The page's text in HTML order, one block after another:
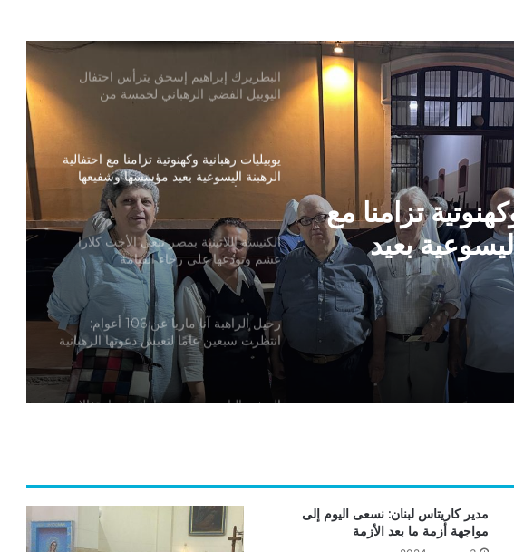
تزامنا مع
بعيد
القديس
البطريرك إبراهيم إسحق يترأس احتفال
اليوبيل الفضي الرهباني لخمسة من
الراهبات المصريات
يوبيليات رهبانية وكهنوتية تزامنا مع احتفالية
الرهبنة اليسوعية بعيد مؤسسها وشفيعها
القديس أغناطيوس دي لويولا
الكنيسة اللاتينية بمصر تنعى الأخت كلارا
عشم وتودعها على رجاء القيامة
رحيل الراهبة آنا ماريا عن 106 أعوام:
انتظرت سبعين عامًا لتعيش دعوتها الرهبانية
السفير البابوي بمصر يشارك في احتفالات
“أنا وزوجي ضد العالم”.. الأنبا توماس عدلي
يلتقي أسر المنطقة الجنوبية بالإيبارشية
مدير كاريتاس لبنان: نسعى اليوم إلى
مواجهة أزمة ما بعد الأزمة